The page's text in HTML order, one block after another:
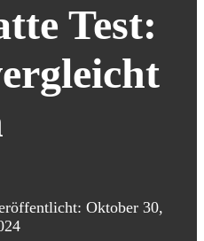
Test:
Oktober 30,